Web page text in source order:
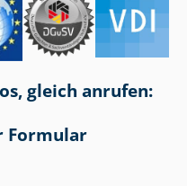
gleich anrufen:
Formular